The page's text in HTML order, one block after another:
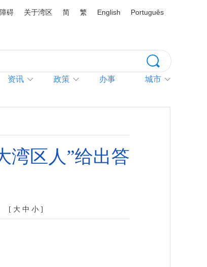
碍 关于湾区 简 繁 English Português
资讯 政策 办事 城市
湾区人”给出答
[ 大 中 小 ]